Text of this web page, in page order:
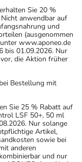
Sie 20 %
anwendbar auf
und
(ausgenommen
www.aponeo.de
bis 01.09.2026. Nur
die Aktion früher
Bestellung mit
Sie 25 % Rabatt auf
LSF 50+, 50 ml
Nur solange
Artikel,
sowie bei
anderen
und nur